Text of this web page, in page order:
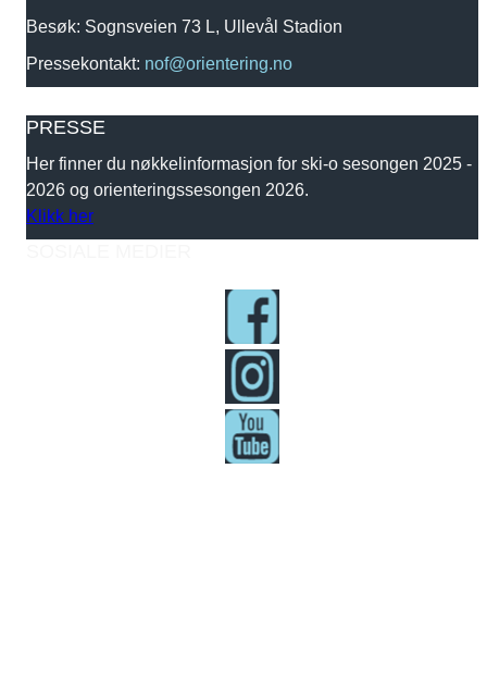
Besøk: Sognsveien 73 L, Ullevål Stadion
Pressekontakt: nof@orientering.no
PRESSE
Her finner du nøkkelinformasjon for ski-o sesongen 2025 -
2026 og orienteringssesongen 2026.
Klikk her